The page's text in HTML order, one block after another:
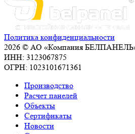
Политика конфиденциальности
2026 © АО «Компания
ИНН: 3123067875
ОГРН: 1023101671361
Производство
Расчет панелей
Объекты
Сертификаты
Новости